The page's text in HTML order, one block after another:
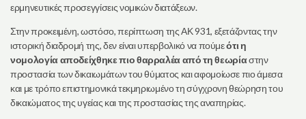
ερμηνευτικές προσεγγίσεις νομικών διατάξεων.
Στην προκειμένη, ωστόσο, περίπτωση της ΑΚ 931, εξετάζοντας την
ιστορική διαδρομή της, δεν είναι υπερβολικό να πούμεότι η
νομολογία αποδείχθηκε πιο θαρραλέα από τη θεωρίαστην
προστασία των δικαιωμάτων του θύματος και αφομοίωσε πιο άμεσα
και με τρόπο επιστημονικά τεκμηριωμένο τη σύγχρονη θεώρηση του
δικαιώματος της υγείας και της προστασίας της αναπηρίας.